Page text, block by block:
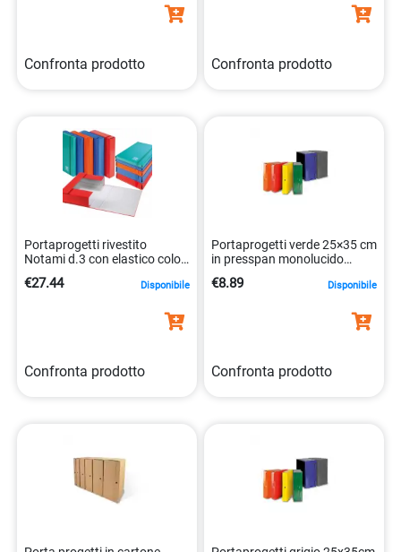
Confronta prodotto Confronta prodotto
Portaprogetti rivestito
Notami d.3 con elastico colori
assortiti
€27.44 Disponibile
Confronta prodotto
Portaprogetti verde 25×35 cm
in presspan monolucido
dorso 12 cm cp12ve
8052286880403
€8.89 Disponibile
Confronta prodotto
Porta progetti in cartone
Portaprogetti grigio 25x35cm